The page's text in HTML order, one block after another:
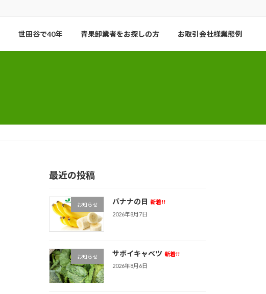
世田谷で40年 青果卸業者をお探しの方 お取引会社様業態例
最近の投稿
お知らせ バナナの日 新着!!
2026年8月7日
お知らせ サボイキャベツ 新着!!
2026年8月6日